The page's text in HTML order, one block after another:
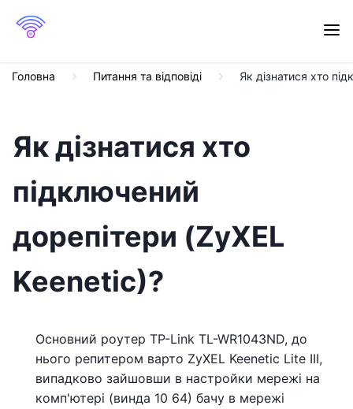
Головна Питання та відповіді Як дізнатися хто
Як дізнатися хто
підключений
дорепітери (ZyXEL
Keenetic)?
Основний роутер TP-Link TL-WR1043ND, до
нього репитером варто ZyXEL Keenetic Lite III,
випадково зайшовши в настройки мережі на
комп'ютері (винда 10 64) бачу в мережі